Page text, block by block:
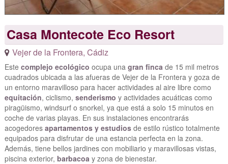
Casa Montecote Eco Resort
Vejer de la Frontera, Cádiz
Este complejo ecológico ocupa una gran finca de 15 mil metros
cuadrados ubicada a las afueras de Vejer de la Frontera y goza de
un entorno maravilloso para hacer actividades al aire libre como
equitación, ciclismo, senderismo y actividades acuáticas como
piragüismo, windsurf o snorkel, ya que está a solo 15 minutos en
coche de varias playas. En sus instalaciones encontrarás
acogedores apartamentos y estudiosde estilo rústico totalmente
equipados para disfrutar de una estancia perfecta en la zona.
Además, tiene bellos jardines con mobiliario y maravillosas vistas,
piscina exterior, barbacoa y zona de bienestar.